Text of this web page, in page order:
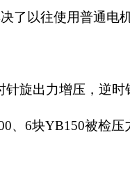
了以往使用普通
旋出力增压，逆时
、6块YB150被检